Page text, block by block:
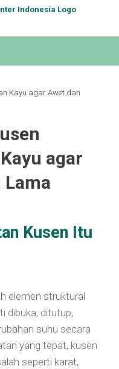
agar
Lama
Kusen Itu
elemen struktural
dibuka, ditutup,
suhu secara
yang tepat, kusen
seperti karat,